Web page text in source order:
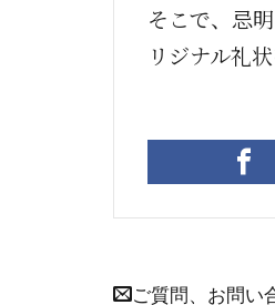
そこで、忌
リジナル礼
ご質問、お問い